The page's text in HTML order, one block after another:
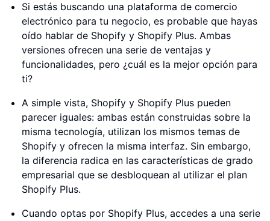
Si estás buscando una plataforma de comercio
electrónico para tu negocio, es probable que hayas
oído hablar de Shopify y Shopify Plus. Ambas
versiones ofrecen una serie de ventajas y
funcionalidades, pero ¿cuál es la mejor opción para
ti?
A simple vista, Shopify y Shopify Plus pueden
parecer iguales: ambas están construidas sobre la
misma tecnología, utilizan los mismos temas de
Shopify y ofrecen la misma interfaz. Sin embargo,
la diferencia radica en las características de grado
empresarial que se desbloquean al utilizar el plan
Shopify Plus.
Cuando optas por Shopify Plus, accedes a una serie